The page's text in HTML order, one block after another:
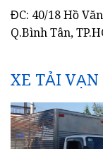
ĐC: 40/18 Hồ
Q.Bình Tân,
XE TẢI VẠN